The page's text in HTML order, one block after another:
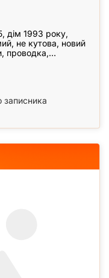
дім 1993 року,
не кутова, новий
проводка,
записника